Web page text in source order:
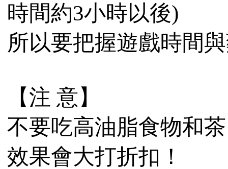
時間約3小時以後)
所以要把握遊戲時間
【注 意】
不要吃高油脂食物和
效果會大打折扣！